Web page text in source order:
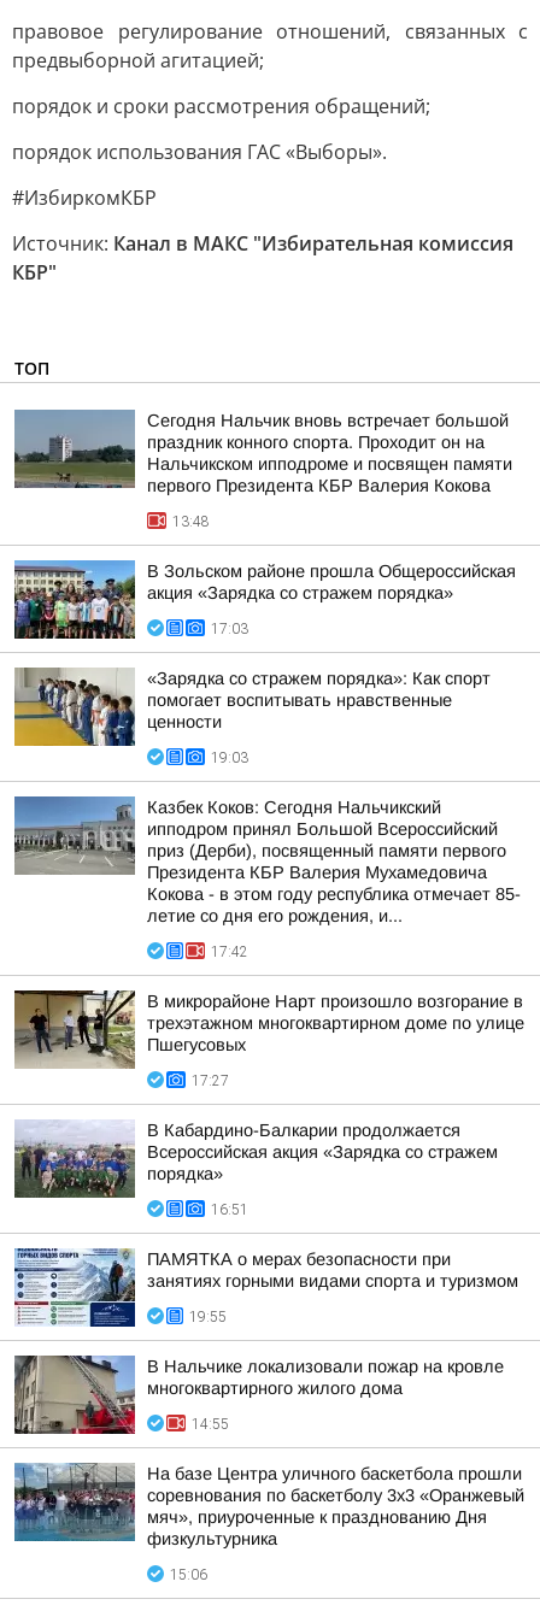
правовое регулирование отношений, связанных с
предвыборной агитацией;
порядок и сроки рассмотрения обращений;
порядок использования ГАС «Выборы».
#ИзбиркомКБР
Источник: Канал в МАКС "Избирательная комиссия
КБР"
ТОП
Сегодня Нальчик вновь встречает большой
праздник конного спорта. Проходит он на
Нальчикском ипподроме и посвящен памяти
первого Президента КБР Валерия Кокова
13:48
В Зольском районе прошла Общероссийская
акция «Зарядка со стражем порядка»
17:03
«Зарядка со стражем порядка»: Как спорт
помогает воспитывать нравственные
ценности
19:03
Казбек Коков: Сегодня Нальчикский
ипподром принял Большой Всероссийский
приз (Дерби), посвященный памяти первого
Президента КБР Валерия Мухамедовича
Кокова - в этом году республика отмечает 85-
летие со дня его рождения, и...
17:42
В микрорайоне Нарт произошло возгорание в
трехэтажном многоквартирном доме по улице
Пшегусовых
17:27
В Кабардино-Балкарии продолжается
Всероссийская акция «Зарядка со стражем
порядка»
16:51
ПАМЯТКА о мерах безопасности при
занятиях горными видами спорта и туризмом
19:55
В Нальчике локализовали пожар на кровле
многоквартирного жилого дома
14:55
На базе Центра уличного баскетбола прошли
соревнования по баскетболу 3x3 «Оранжевый
мяч», приуроченные к празднованию Дня
физкультурника
15:06